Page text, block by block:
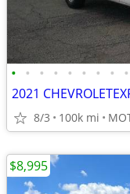
• • • • • • • • •
8/3 100k mi
$8,995